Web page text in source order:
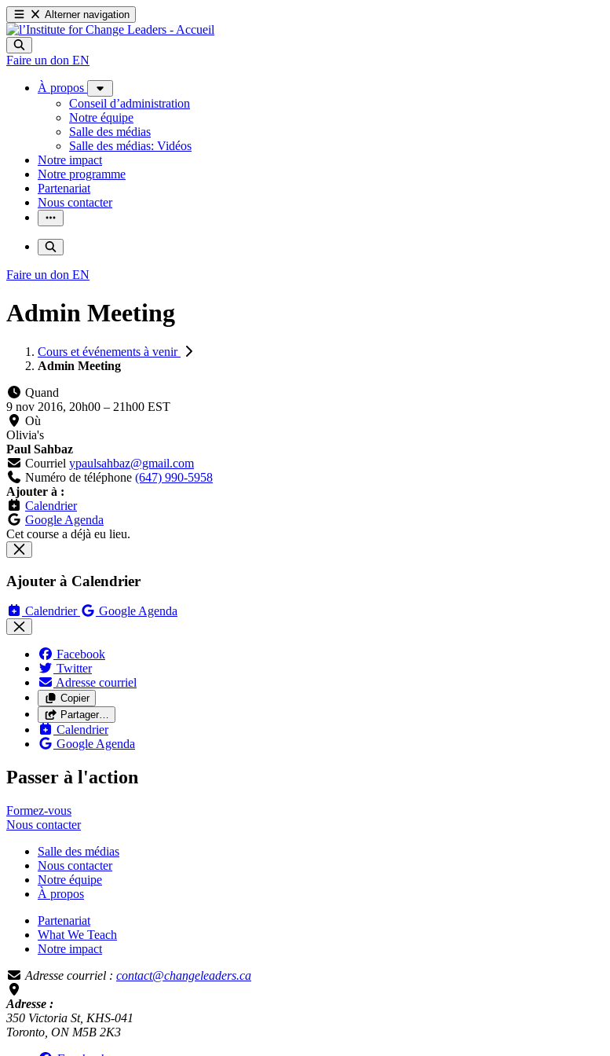
Alterner navigation
Faire un don EN
À propos
Conseil d’administration
Notre équipe
Salle des médias
Salle des médias: Vidéos
Notre impact
Notre programme
Partenariat
Nous contacter
Faire un don EN
Admin Meeting
Cours et événements à venir
Admin Meeting
Quand
9 nov 2016, 20h00 – 21h00 EST
Où
Olivia's
Paul Sahbaz
Courriel ypaulsahbaz@gmail.com
Numéro de téléphone (647) 990-5958
Ajouter à :
Calendrier
Google Agenda
Cet course a déjà eu lieu.
Ajouter à Calendrier
Calendrier Google Agenda
Facebook
Twitter
Adresse courriel
Copier
Partager…
Calendrier
Google Agenda
Passer à l'action
Formez-vous
Nous contacter
Salle des médias
Nous contacter
Notre équipe
À propos
Partenariat
What We Teach
Notre impact
Adresse courriel : contact@changeleaders.ca
Adresse :
350 Victoria St, KHS-041
Toronto, ON M5B 2K3